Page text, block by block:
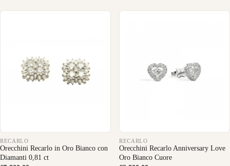
RECARLO
Orecchini Recarlo in Oro Bianco con
Diamanti 0,81 ct
RECARLO
Orecchini Recarlo Anniversary Love
Oro Bianco Cuore